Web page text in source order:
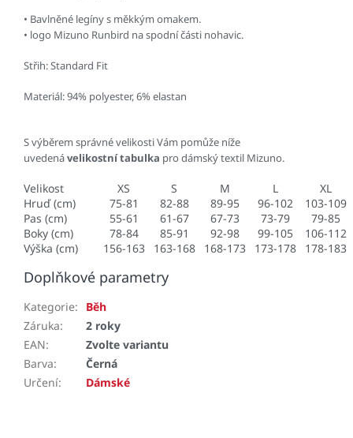
• Bavlněné legíny s měkkým omakem.
• logo Mizuno Runbird na spodní části nohavic.
Střih: Standard Fit
Materiál: 94% polyester, 6% elastan
S výběrem správné velikosti Vám pomůže níže
uvedenávelikostní tabulka pro dámský textil Mizuno.
Velikost XS S M L
XL
Hruď (cm)
75-81 82-88 89-95 96-102
103-109
Pas (cm)
55-61 61-67 67-73 73-79
79-85
Boky (cm)
78-84 85-91 92-98 99-105
106-112
Výška (cm)
156-163 163-168 168-173 173-178 178-183
Doplňkové parametry
Kategorie:
Běh
Záruka:
2 roky
EAN:
Zvolte variantu
Barva:
Černá
Určení: Dámské